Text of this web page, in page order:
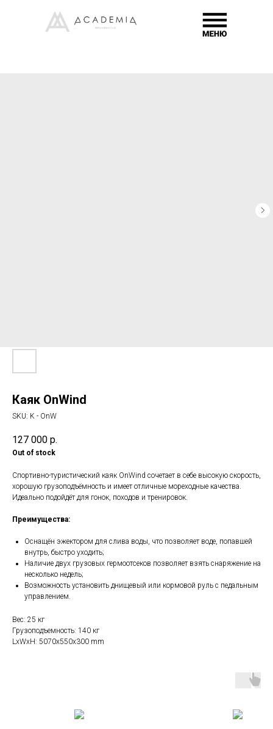
Каяк OnWind
SKU: K - OnW
127 000 р.
Out of stock
Спортивно-туристический каяк OnWind сочетает в себе высокую скорость,
хорошую грузоподъёмность и имеет отличные мореходные качества.
Идеально подойдёт для гонок, походов и тренировок.
Преимущества:
Оснащён эжектором для слива воды, что позволяет воде, попавшей
внутрь, быстро уходить;
Наличие двух грузовых гермоотсеков позволяет взять снаряжение на
несколько недель;
Возможность установить днищевый или кормовой руль с педальным
управлением.
Вес: 25 кг
Грузоподъемность: 140 кг
LxWxH: 5070x550x300 mm